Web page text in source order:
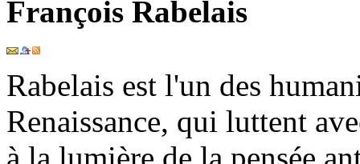
François Rabelais
Rabelais est l'un des
Renaissance, qui luttent